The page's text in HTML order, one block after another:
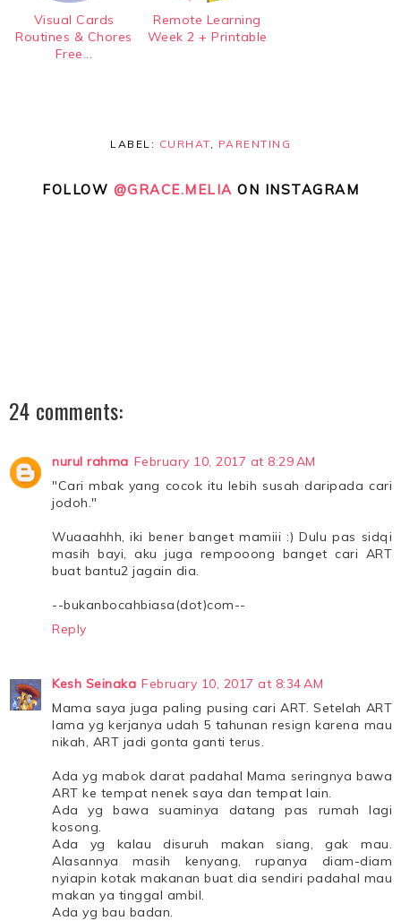
Visual Cards
Routines & Chores
Free...
Remote Learning
Week 2 + Printable
LABEL: CURHAT, PARENTING
FOLLOW @GRACE.MELIA ON INSTAGRAM
24 comments:
nurul rahma February 10, 2017 at 8:29 AM
"Cari mbak yang cocok itu lebih susah daripada cari
jodoh."
Wuaaahhh, iki bener banget mamiii :) Dulu pas sidqi
masih bayi, aku juga rempooong banget cari ART
buat bantu2 jagain dia.
--bukanbocahbiasa(dot)com--
Reply
Kesh Seinaka February 10, 2017 at 8:34 AM
Mama saya juga paling pusing cari ART. Setelah ART
lama yg kerjanya udah 5 tahunan resign karena mau
nikah, ART jadi gonta ganti terus.
Ada yg mabok darat padahal Mama seringnya bawa
ART ke tempat nenek saya dan tempat lain.
Ada yg bawa suaminya datang pas rumah lagi
kosong.
Ada yg kalau disuruh makan siang, gak mau.
Alasannya masih kenyang, rupanya diam-diam
nyiapin kotak makanan buat dia sendiri padahal mau
makan ya tinggal ambil.
Ada yg bau badan.